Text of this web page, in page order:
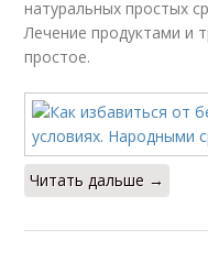
натуральных простых
Лечение продуктами и
простое.
Читать дальше →